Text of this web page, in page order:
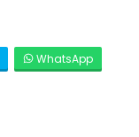
WhatsApp